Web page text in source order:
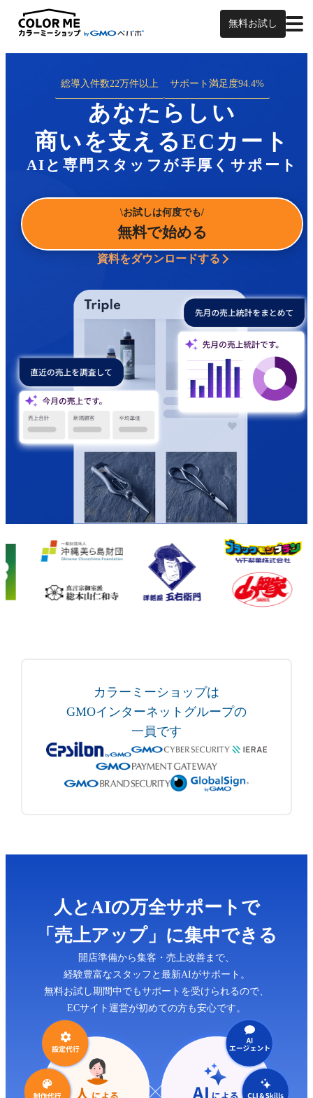
無料お試し
総導入件数22万件以上 サポート満足度94.4%
あなたらしい
商いを支えるECカート
AIと専門スタッフが手厚くサポート
お試しは何度でも
無料で始める
資料をダウンロードする
カラーミーショップは
GMOインターネットグループの
一員です
人とAIの万全サポートで
「売上アップ」に集中できる
開店準備から集客・売上改善まで、
経験豊富なスタッフと最新AIがサポート。
無料お試し期間中でもサポートを受けられるので、
ECサイト運営が初めての方も安心です。